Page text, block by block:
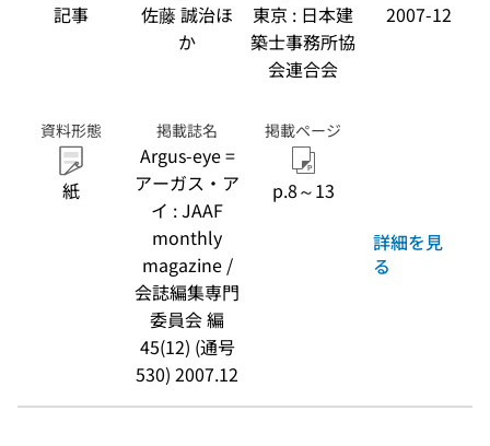
記事
佐藤 誠治ほ
か
東京 : 日本建
築士事務所協
会連合会
2007-12
資料形態
紙
掲載誌名
Argus-eye =
アーガス・ア
イ : JAAF
monthly
magazine /
会誌編集専門
委員会 編
45(12) (通号
530) 2007.12
掲載ページ
p.8～13
詳細を見
る